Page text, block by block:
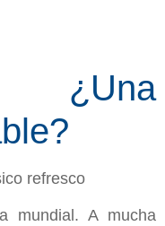
¿Una
refresco
mundial. A mucha